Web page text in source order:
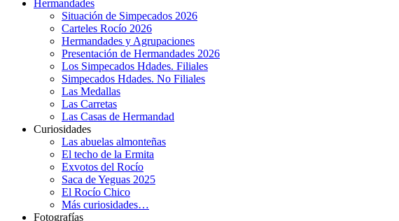
Hermandades
Situación de Simpecados 2026
Carteles Rocío 2026
Hermandades y Agrupaciones
Presentación de Hermandades 2026
Los Simpecados Hdades. Filiales
Simpecados Hdades. No Filiales
Las Medallas
Las Carretas
Las Casas de Hermandad
Curiosidades
Las abuelas almonteñas
El techo de la Ermita
Exvotos del Rocío
Saca de Yeguas 2025
El Rocío Chico
Más curiosidades…
Fotografías